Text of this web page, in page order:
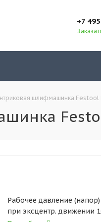
+7
шлифмашинка Festool
Рабочее давление
при эксцентр. движении